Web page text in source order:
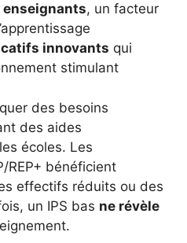
, un facteur
innovants qui
stimulant
des besoins
des aides
écoles. Les
REP+ bénéficient
effectifs réduits ou des
un IPS bas ne révèle